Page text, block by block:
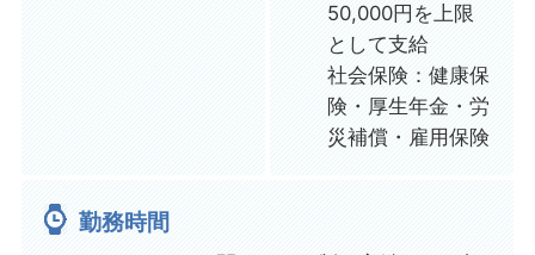
50,000円を上限
として支給
社会保険：健康保
険・厚生年金・労
災補償・雇用保険
勤務時間